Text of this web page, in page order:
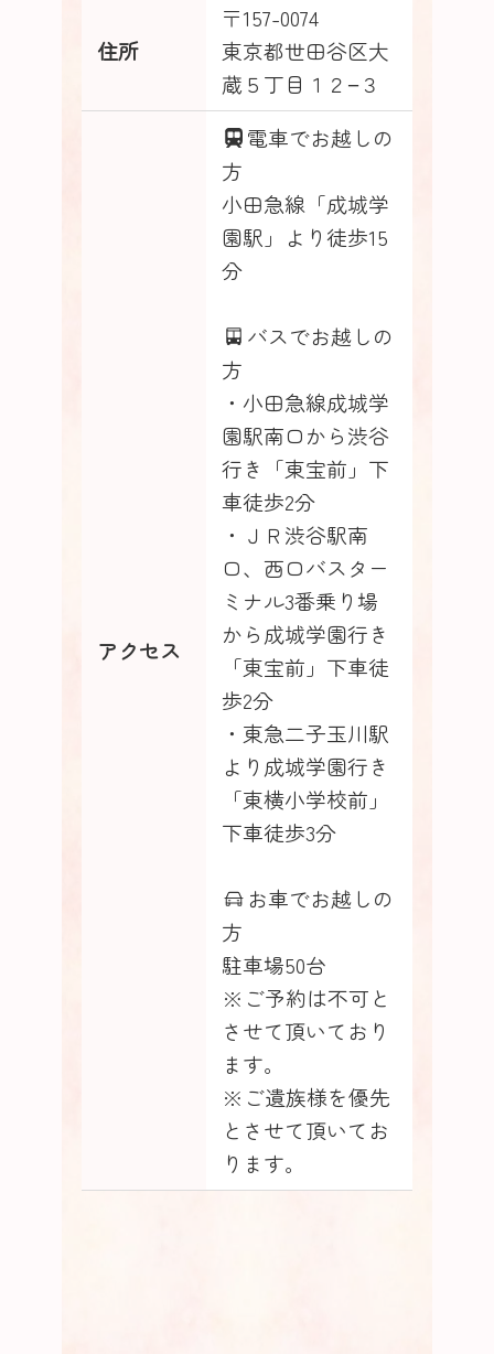
住所
〒157-0074
東京都世田谷区大
蔵５丁目１２−３
アクセス
電車でお越しの
方
小田急線「成城学
園駅」より徒歩15
分
バスでお越しの
方
・小田急線成城学
園駅南口から渋谷
行き「東宝前」下
車徒歩2分
・ＪＲ渋谷駅南
口、西口バスター
ミナル3番乗り場
から成城学園行き
「東宝前」下車徒
歩2分
・東急二子玉川駅
より成城学園行き
「東横小学校前」
下車徒歩3分
お車でお越しの
方
駐車場50台
※ご予約は不可と
させて頂いており
ます。
※ご遺族様を優先
とさせて頂いてお
ります。